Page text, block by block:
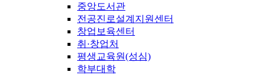
중앙도서관
전공진로설계지원센터
창업보육센터
취·창업처
평생교육원(성심)
학부대학